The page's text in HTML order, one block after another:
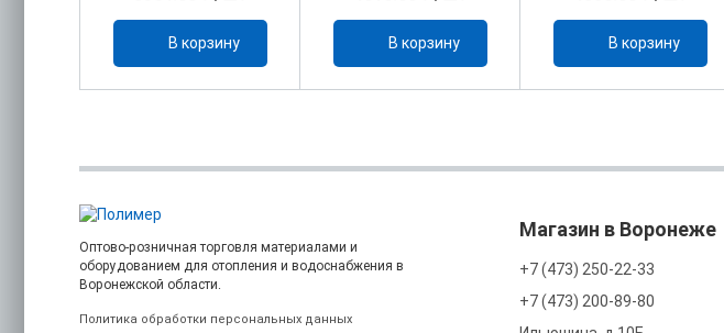
В корзину В корзину В корзину
Оптово-розничная торговля материалами и
оборудованием для отопления и водоснабжения в
Воронежской области.
Политика обработки персональных данных
Магазин в Воронеже
+7 (473) 250-22-33
+7 (473) 200-89-80